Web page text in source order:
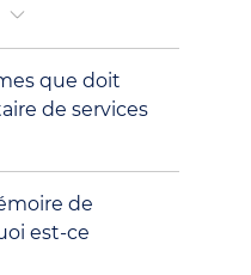
que doit
de services
de
est-ce